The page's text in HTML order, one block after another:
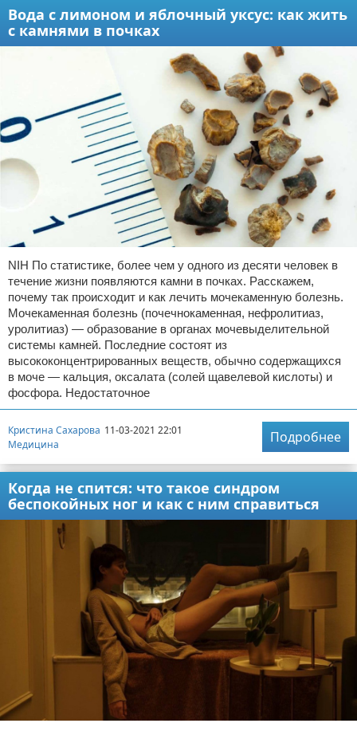
Вода с лимоном и яблочный уксус: как жить
с камнями в почках
NIH По статистике, более чем у одного из десяти человек в
течение жизни появляются камни в почках. Расскажем,
почему так происходит и как лечить мочекаменную болезнь.
Мочекаменная болезнь (почечнокаменная, нефролитиаз,
уролитиаз) — образование в органах мочевыделительной
системы камней. Последние состоят из
высококонцентрированных веществ, обычно содержащихся
в моче — кальция, оксалата (солей щавелевой кислоты) и
фосфора. Недостаточное
Кристина Сахарова 11-03-2021 22:01
Медицина
Подробнее
Когда не спится: что такое синдром
беспокойных ног и как с ним справиться